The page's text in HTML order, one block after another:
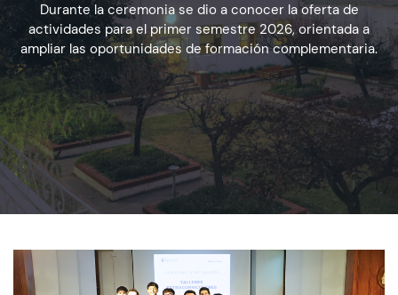
Admisión
Dirección de Desarrollo Estudiantil
Becas y Beneficios
Estudiantes
Alumni
Durante la ceremonia se dio a conocer la oferta de
actividades para el primer semestre 2026, orientada a
ampliar las oportunidades de formación complementaria.